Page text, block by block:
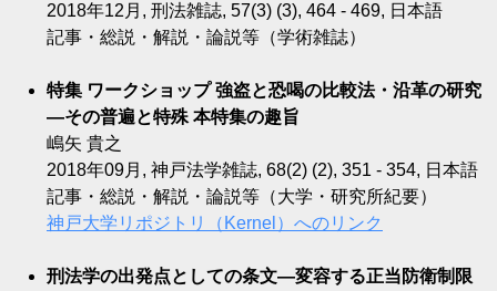
2018年12月, 刑法雑誌, 57(3) (3), 464 - 469, 日本語
記事・総説・解説・論説等（学術雑誌）
特集 ワークショップ 強盗と恐喝の比較法・沿革の研究
―その普遍と特殊 本特集の趣旨
嶋矢 貴之
2018年09月, 神戸法学雑誌, 68(2) (2), 351 - 354, 日本語
記事・総説・解説・論説等（大学・研究所紀要）
神戸大学リポジトリ（Kernel）へのリンク
刑法学の出発点としての条文―変容する正当防衛制限